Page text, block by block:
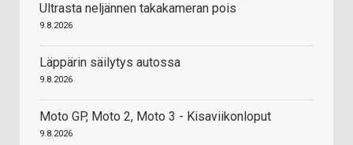
Ultrasta neljännen takakameran pois
9.8.2026
Läppärin säilytys autossa
9.8.2026
Moto GP, Moto 2, Moto 3 - Kisaviikonloput
9.8.2026